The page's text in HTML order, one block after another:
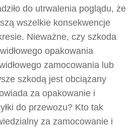
do utrwalenia poglądu, że
wszelkie konsekwencje
Nieważne, czy szkoda
opakowania
zamocowania lub
szkodą jest obciążany
za opakowanie i
do przewozu? Kto tak
za zamocowanie i